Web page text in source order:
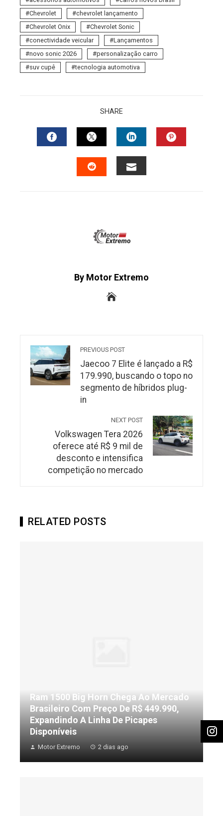
Chevrolet
chevrolet lançamento
Chevrolet Onix
Chevrolet Sonic
conectividade veicular
Lançamentos
novo sonic 2026
personalização carro
suv cupê
tecnologia automotiva
SHARE
FACEBOOKTWITTERLINKEDIN
By Motor Extremo
PREVIOUS POST
Jaecoo 7 Elite é lançado a R$
179.990, buscando o topo no
segmento de híbridos plug-
in
NEXT POST
Volkswagen Tera 2026
oferece até R$ 9 mil de
desconto e intensifica
competição no mercado
RELATED POSTS
Ram 1500 Big Horn Chega Ao Mercado
Brasileiro Com Preço De R$ 449.990,
Expandindo A Linha De Picapes
Disponíveis
Motor Extremo 2 dias ago